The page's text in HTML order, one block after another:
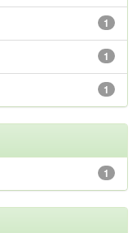
1
1
1
1